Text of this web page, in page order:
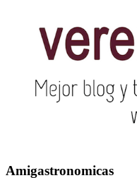
Amigastronomicas